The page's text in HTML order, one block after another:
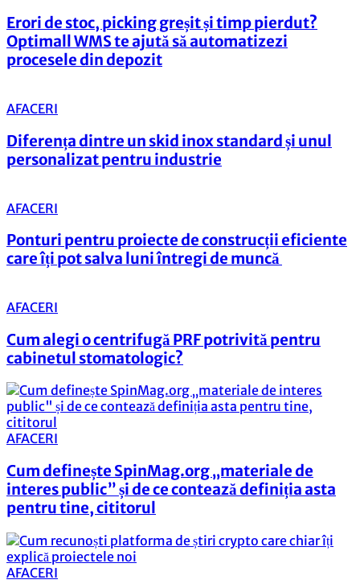
Erori de stoc, picking greșit și timp pierdut?
Optimall WMS te ajută să automatizezi
procesele din depozit
AFACERI
Diferența dintre un skid inox standard și unul
personalizat pentru industrie
AFACERI
Ponturi pentru proiecte de construcții eficiente
care îți pot salva luni întregi de muncă
AFACERI
Cum alegi o centrifugă PRF potrivită pentru
cabinetul stomatologic?
AFACERI
Cum definește SpinMag.org „materiale de
interes public” și de ce contează definiția asta
pentru tine, cititorul
AFACERI